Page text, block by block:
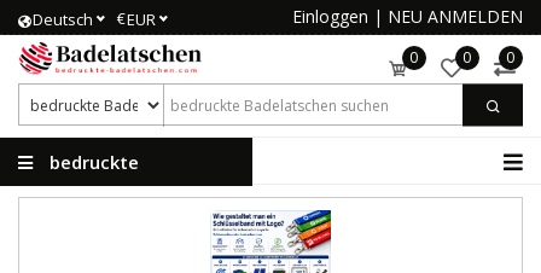
Deutsch €EUR Einloggen | NEU ANMELDEN
0 0 0
bedruckte